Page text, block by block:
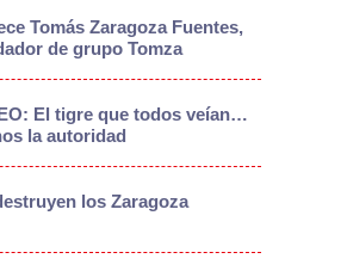
Tomás Zaragoza Fuentes,
de grupo Tomza
El tigre que todos veían…
la autoridad
los Zaragoza